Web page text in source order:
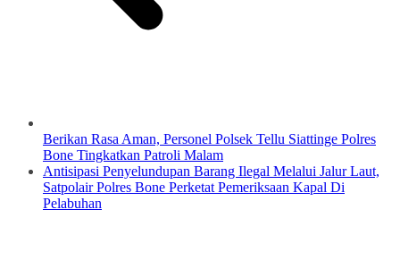
Berikan Rasa Aman, Personel Polsek Tellu Siattinge Polres
Bone Tingkatkan Patroli Malam
Antisipasi Penyelundupan Barang Ilegal Melalui Jalur Laut,
Satpolair Polres Bone Perketat Pemeriksaan Kapal Di
Pelabuhan